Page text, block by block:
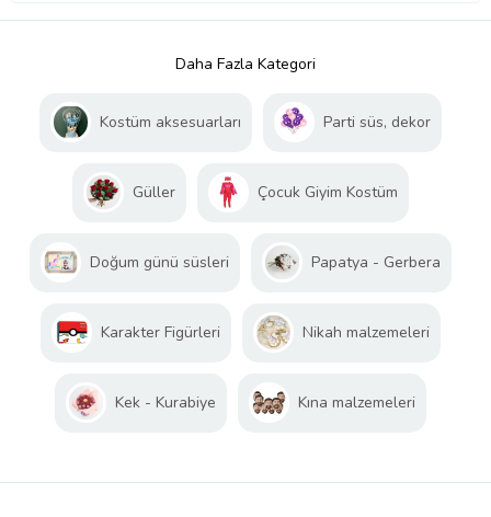
Daha Fazla Kategori
Kostüm aksesuarları Parti süs, dekor
Güller Çocuk Giyim Kostüm
Doğum günü süsleri Papatya - Gerbera
Karakter Figürleri Nikah malzemeleri
Kek - Kurabiye Kına malzemeleri